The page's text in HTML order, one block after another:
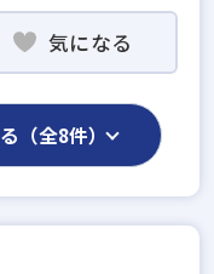
気になる
（全8件）